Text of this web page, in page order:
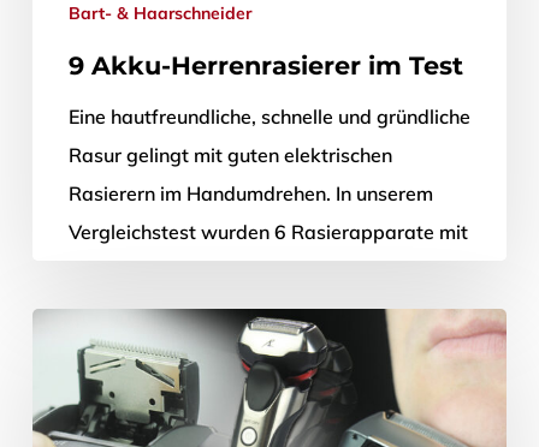
Bart- & Haarschneider
9 Akku-Herrenrasierer im Test
Eine hautfreundliche, schnelle und gründliche
Rasur gelingt mit guten elektrischen
Rasierern im Handumdrehen. In unserem
Vergleichstest wurden 6 Rasierapparate mit
26. November 2015